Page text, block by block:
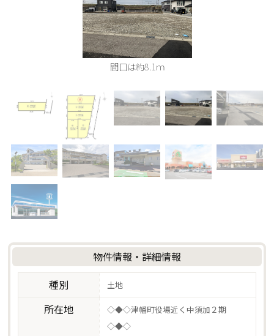
間口は約8.1ｍ
物件情報・詳細情報
種別
土地
所在地
◇◆◇津幡町役場近く中須加２期
◇◆◇